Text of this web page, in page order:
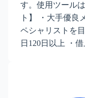
す。使用ツール
ト】 ・大手優良
ペシャリストを
日120日以上 ・